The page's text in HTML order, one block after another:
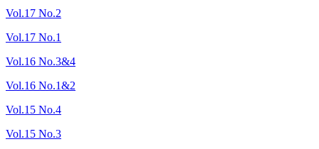
Vol.17 No.2
Vol.17 No.1
Vol.16 No.3&4
Vol.16 No.1&2
Vol.15 No.4
Vol.15 No.3